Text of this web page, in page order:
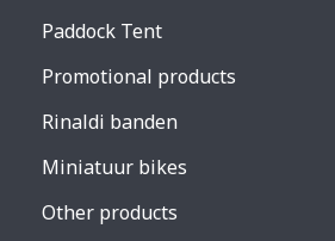
Paddock Tent
Promotional products
Rinaldi banden
Miniatuur bikes
Other products